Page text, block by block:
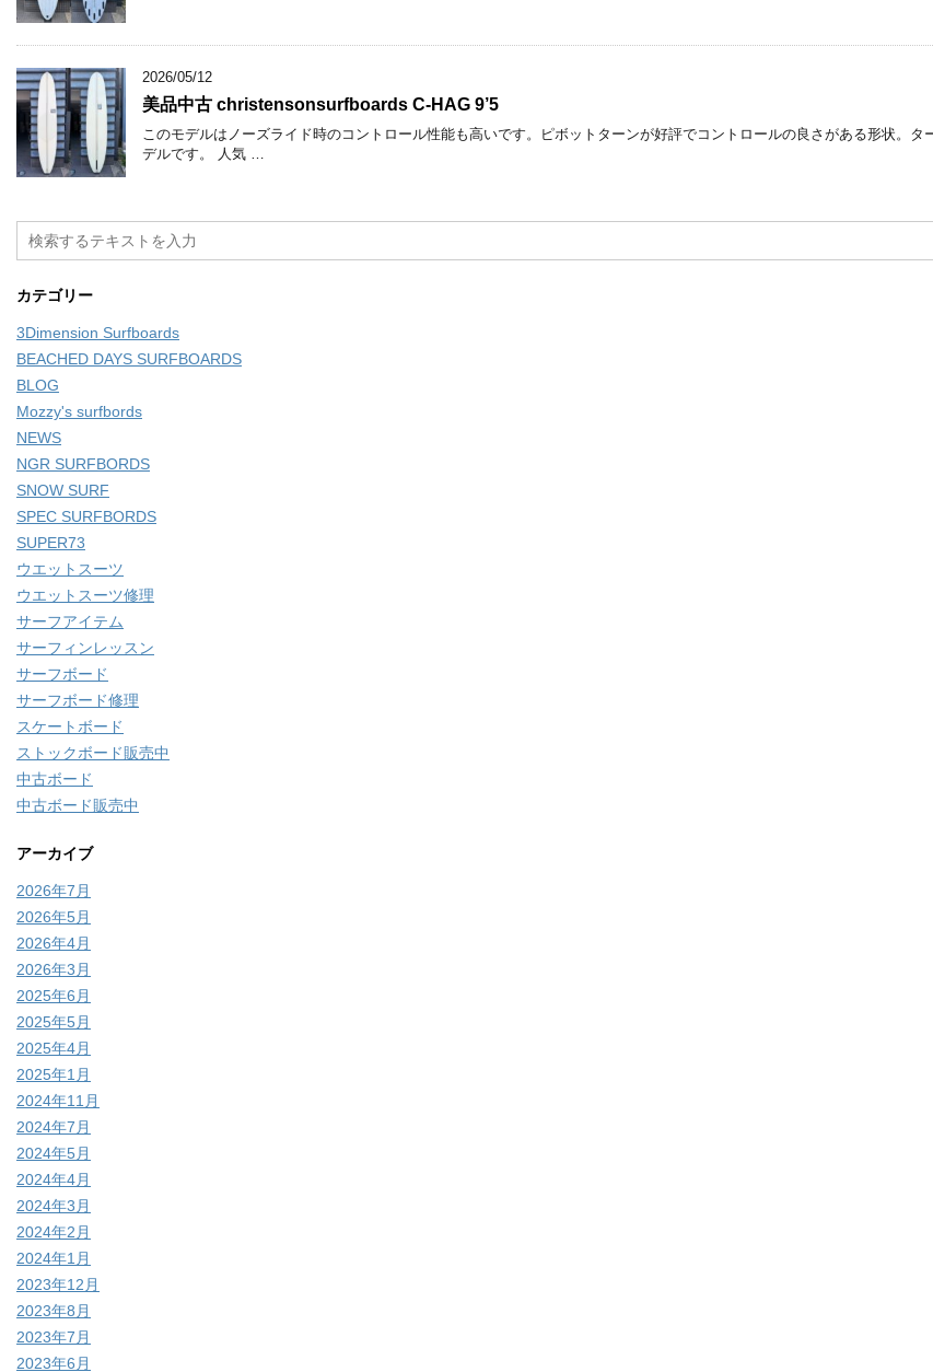
2026/05/12
美品中古 christensonsurfboards C-HAG 9’5
このモデルはノーズライド時のコントロール性能も高いです。ピボットターンが好評でコントロールの良さがある形状。
デルです。 人気 …
カテゴリー
3Dimension Surfboards
BEACHED DAYS SURFBOARDS
BLOG
Mozzy's surfbords
NEWS
NGR SURFBORDS
SNOW SURF
SPEC SURFBORDS
SUPER73
ウエットスーツ
ウエットスーツ修理
サーフアイテム
サーフィンレッスン
サーフボード
サーフボード修理
スケートボード
ストックボード販売中
中古ボード
中古ボード販売中
アーカイブ
2026年7月
2026年5月
2026年4月
2026年3月
2025年6月
2025年5月
2025年4月
2025年1月
2024年11月
2024年7月
2024年5月
2024年4月
2024年3月
2024年2月
2024年1月
2023年12月
2023年8月
2023年7月
2023年6月